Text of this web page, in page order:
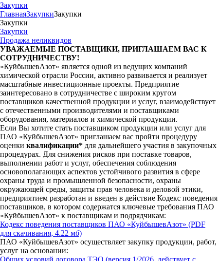
Закупки
ГлавнаяЗакупкиЗакупки
Закупки
Закупки
Продажа неликвидов
УВАЖАЕМЫЕ ПОСТАВЩИКИ, ПРИГЛАШАЕМ ВАС К
СОТРУДНИЧЕСТВУ!
«КуйбышевАзот» является одной из ведущих компаний
химической отрасли России, активно развивается и реализует
масштабные инвестиционные проекты. Предприятие
заинтересовано в сотрудничестве с широким кругом
поставщиков качественной продукции и услуг, взаимодействует
с отечественными производителями и поставщиками
оборудования, материалов и химической продукции.
Если Вы хотите стать поставщиком продукции или услуг для
ПАО «КуйбышевАзот» приглашаем вас пройти процедуру
оценки квалификации* для дальнейшего участия в закупочных
процедурах. Для снижения рисков при поставке товаров,
выполнении работ и услуг, обеспечения соблюдения
основополагающих аспектов устойчивого развития в сфере
охраны труда и промышленной безопасности, охраны
окружающей среды, защиты прав человека и деловой этики,
предприятием разработан и введен в действие Кодекс поведения
поставщиков, в котором содержатся ключевые требования ПАО
«КуйбышевАзот» к поставщикам и подрядчикам:
Кодекс поведения поставщиков ПАО «КуйбышевАзот» (PDF
для скачивания, 4.22 мб)
ПАО «КуйбышевАзот» осуществляет закупку продукции, работ,
услуг на основании:
Общих условий договора ТЭО (версия 1/2026, действует с